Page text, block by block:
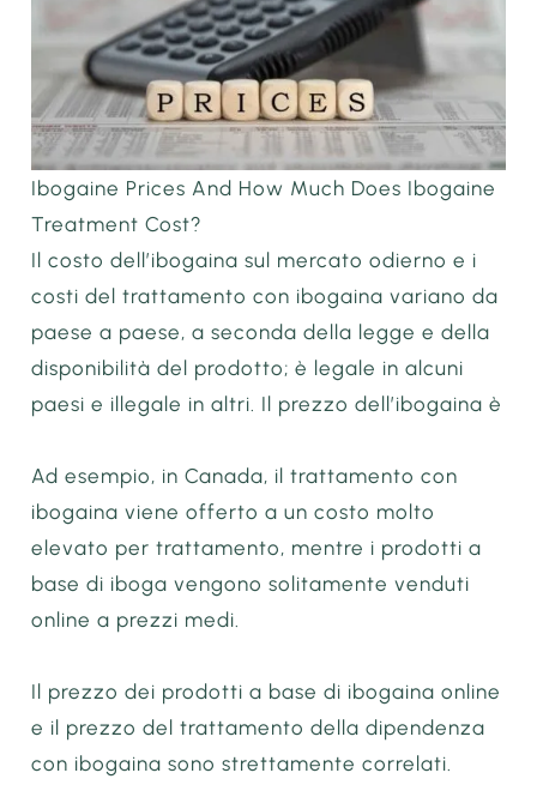
Ibogaine Prices And How Much Does Ibogaine
Treatment Cost?
Il costo dell’ibogaina sul mercato odierno e i
costi del trattamento con ibogaina variano da
paese a paese, a seconda della legge e della
disponibilità del prodotto; è legale in alcuni
paesi e illegale in altri. Il prezzo dell’ibogaina è
Ad esempio, in Canada, il trattamento con
ibogaina viene offerto a un costo molto
elevato per trattamento, mentre i prodotti a
base di iboga vengono solitamente venduti
online a prezzi medi.
Il prezzo dei prodotti a base di ibogaina online
e il prezzo del trattamento della dipendenza
con ibogaina sono strettamente correlati.